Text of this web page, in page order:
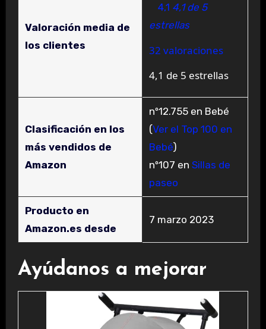
Valoración media de
los clientes
4,1 4,1 de 5
estrellas
32 valoraciones
4,1 de 5 estrellas
Clasificación en los
más vendidos de
Amazon
nº12.755 en Bebé
(Ver el Top 100 en
Bebé)
nº107 en Sillas de
paseo
Producto en
Amazon.es desde
7 marzo 2023
Ayúdanos a mejorar